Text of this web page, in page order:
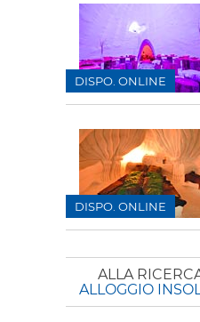
DISPO. ONLINE
DISPO. ONLINE
ALLA
ALLOGGIO